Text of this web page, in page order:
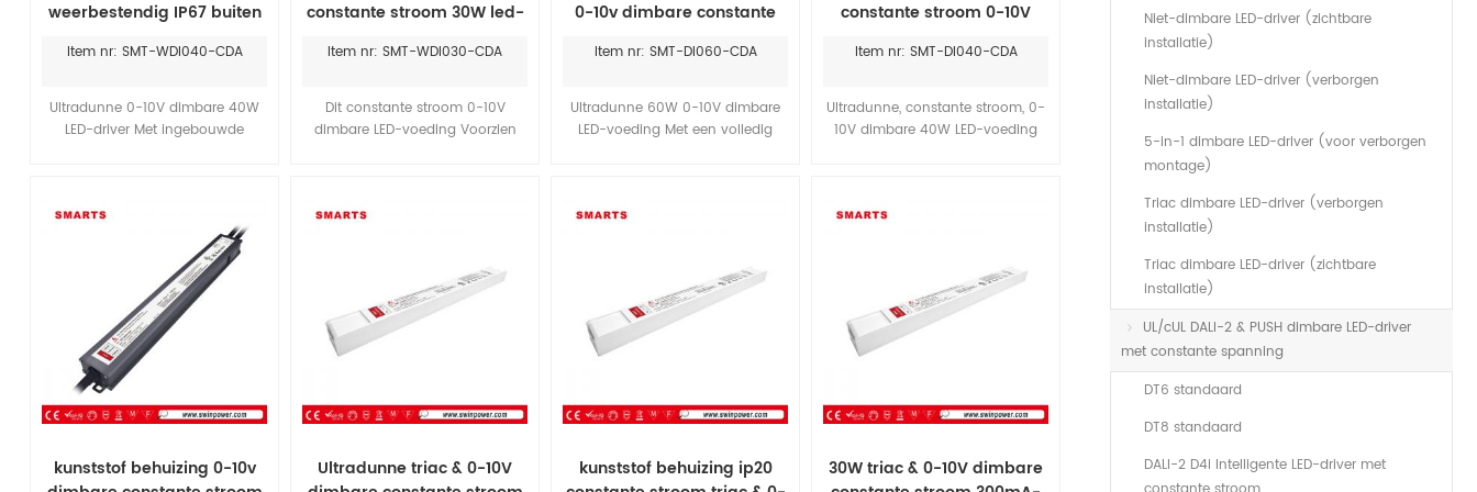
Niet-dimbare LED-driver (zichtbare
installatie)
Niet-dimbare LED-driver (verborgen
installatie)
5-in-1 dimbare LED-driver (voor verborgen
montage)
Triac dimbare LED-driver (verborgen
installatie)
Triac dimbare LED-driver (zichtbare
installatie)
UL/cUL DALI-2 & PUSH dimbare LED-driver
met constante spanning
DT6 standaard
DT8 standaard
DALI-2 D4i Intelligente LED-driver met
weerbestendig IP67 buiten
dimbare 40W led-driver
Item nr: SMT-WDI040-CDA
Ultradunne 0-10V dimbare 40W
LED-driver Met ingebouwde
aan de wereldwijde regelgeving
voor veiligheidsverlichting. UL-
gecertificeerd, voornamelijk
verkocht in Noord-Amerika.
constante stroom 30W led-
waterdicht IP67
Item nr: SMT-WDI030-CDA
Dit constante stroom 0-10V
dimbare LED-voeding Voorzien
een uitstekende warmteafvoer,
0-10v dimbare constante
voor ledverlichting
Item nr: SMT-DI060-CDA
Ultradunne 60W 0-10V dimbare
LED-voeding Met een volledig
ruimtes. Gedekt door 7 jaar
constante stroom 0-10V
lichtvoeding voor buiten
Item nr: SMT-DI040-CDA
Ultradunne, constante stroom, 0-
10V dimbare 40W LED-voeding
warmteafvoer. Voldoet aan de
garantie.
kunststof behuizing 0-10v
Ultradunne triac & 0-10V
kunststof behuizing ip20
30W triac & 0-10V dimbare